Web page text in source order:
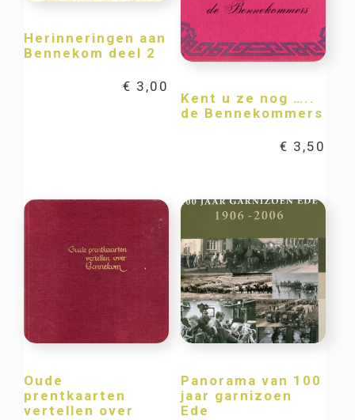
Herinneringen aan
Bennekom deel 2
€ 3,00
Kent u ze nog …..
de Bennekommers
€ 3,50
Oude
prentkaarten
vertellen over
Panorama van 100
jaar garnizoen
Ede